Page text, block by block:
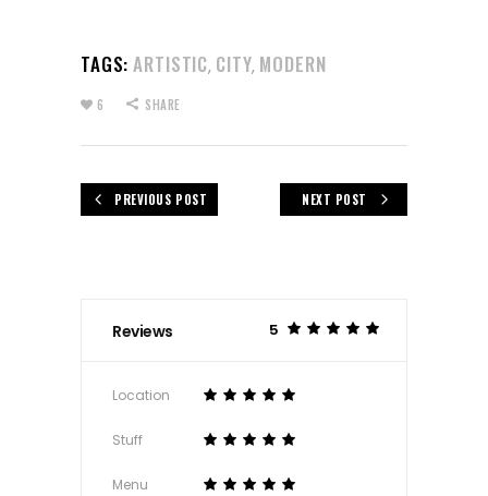
TAGS: ARTISTIC, CITY, MODERN
6 SHARE
PREVIOUS POST NEXT POST
Reviews 5
Location
Stuff
Menu